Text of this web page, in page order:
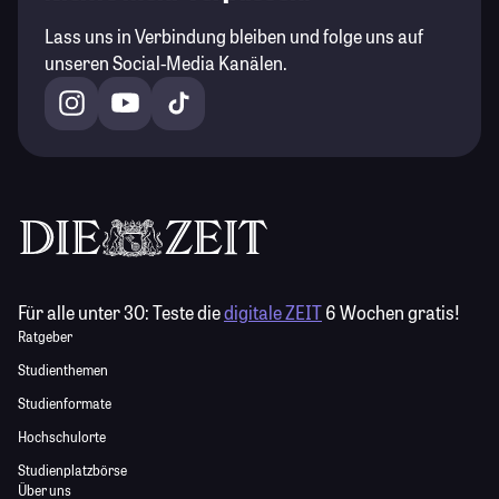
Lass uns in Verbindung bleiben und folge uns auf
unseren Social-Media Kanälen.
Für alle unter 30:Teste diedigitale ZEIT6 Wochen gratis!
Ratgeber
Studienthemen
Studienformate
Hochschulorte
Studienplatzbörse
Über uns